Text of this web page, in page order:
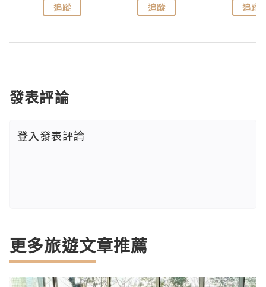
追蹤 追蹤 追蹤
發表評論
登入發表評論
更多旅遊文章推薦